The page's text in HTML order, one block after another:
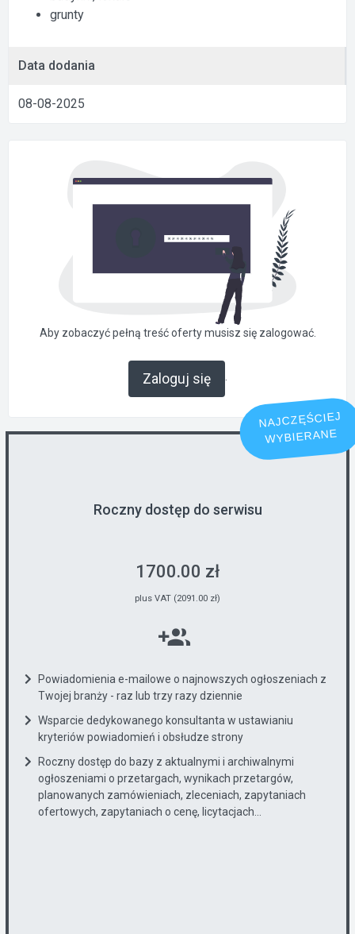
grunty
Data dodania
08-08-2025
Aby zobaczyć pełną treść oferty musisz się zalogować.
Zaloguj się .
NAJCZĘŚCIEJ
WYBIERANE
Roczny dostęp do serwisu
1700.00 zł
plus VAT (2091.00 zł)
Powiadomienia e-mailowe o najnowszych ogłoszeniach z
Twojej branży - raz lub trzy razy dziennie
Wsparcie dedykowanego konsultanta w ustawianiu
kryteriów powiadomień i obsłudze strony
Roczny dostęp do bazy z aktualnymi i archiwalnymi
ogłoszeniami o przetargach, wynikach przetargów,
planowanych zamówieniach, zleceniach, zapytaniach
ofertowych, zapytaniach o cenę, licytacjach...